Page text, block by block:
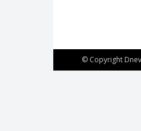
© Copyright